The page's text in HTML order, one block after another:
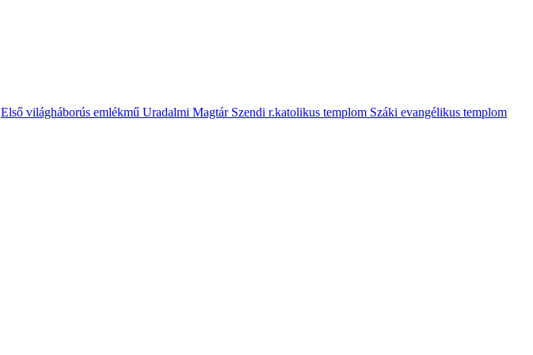
Első világháborús emlékmű Uradalmi Magtár Szendi r.katolikus templom Száki evangélikus templom